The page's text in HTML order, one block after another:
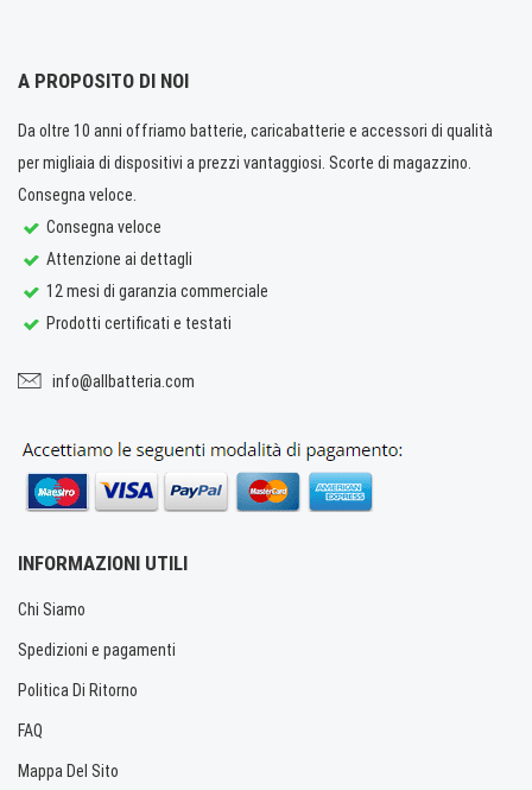
A PROPOSITO DI NOI
Da oltre 10 anni offriamo batterie, caricabatterie e accessori di qualità
per migliaia di dispositivi a prezzi vantaggiosi. Scorte di magazzino.
Consegna veloce.
Consegna veloce
Attenzione ai dettagli
12 mesi di garanzia commerciale
Prodotti certificati e testati
info@allbatteria.com
INFORMAZIONI UTILI
Chi Siamo
Spedizioni e pagamenti
Politica Di Ritorno
FAQ
Mappa Del Sito